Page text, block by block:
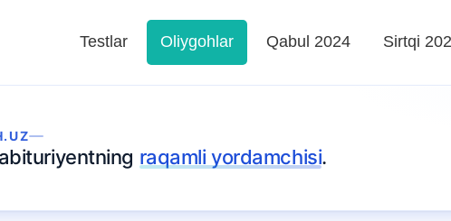
Testlar Oliygohlar Qabul 2024 Sirtqi
raqamli yordamchisi.